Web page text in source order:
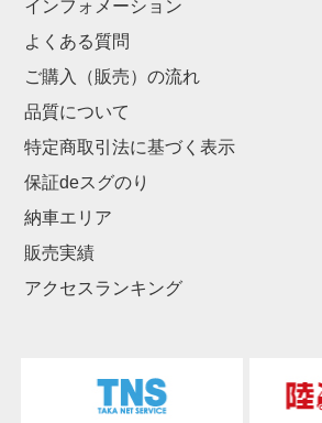
インフォメーション
よくある質問
ご購入（販売）の流れ
品質について
特定商取引法に基づく表示
保証deスグのり
納車エリア
販売実績
アクセスランキング